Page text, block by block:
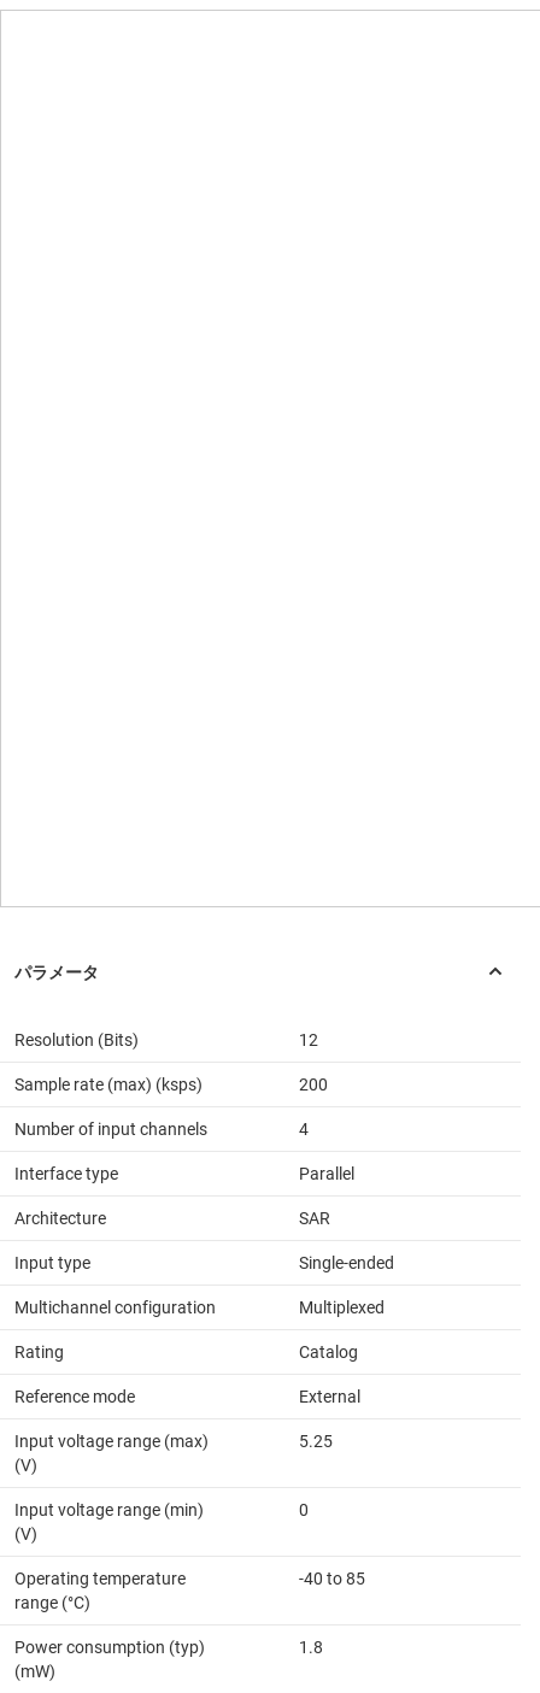
Resolution (Bits) 12
Sample rate (max) (ksps) 200
Number of input channels 4
Interface type Parallel
Architecture SAR
Input type Single-ended
Multichannel configuration Multiplexed
Rating Catalog
Reference mode External
Input voltage range (max)
(V)
5.25
Input voltage range (min)
(V)
0
Operating temperature
range (°C)
-40 to 85
Power consumption (typ)
(mW)
1.8